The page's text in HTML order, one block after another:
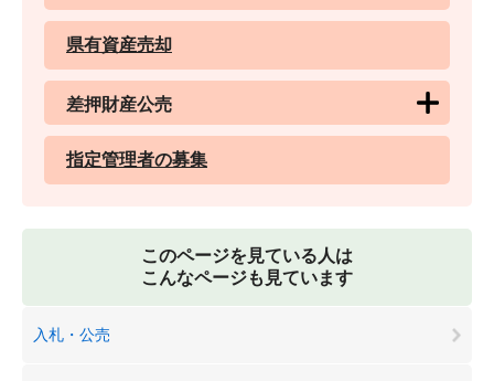
県有資産売却
差押財産公売
指定管理者の募集
このページを見ている人は
こんなページも見ています
入札・公売